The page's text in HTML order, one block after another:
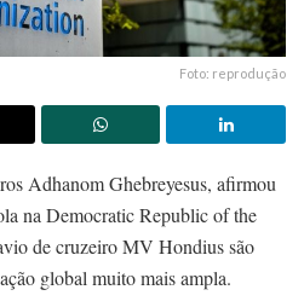
Foto: reprodução
Adhanom Ghebreyesus, afirmou
na Democratic Republic of the
de cruzeiro MV Hondius são
global muito mais ampla.